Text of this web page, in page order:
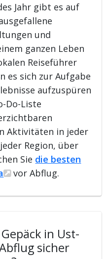
Jahr gibt es auf
und
ganzen Leben
Reiseführer
es sich zur Aufgabe
aufzuspüren
Do-Liste
Aktivitäten in jeder
Region, über
Sie die besten
vor Abflug.
in Ust-
sicher